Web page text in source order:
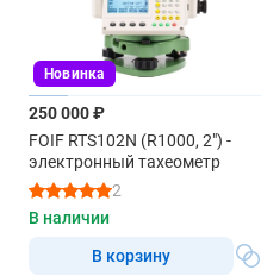
Новинка
250 000 ₽
FOIF RTS102N (R1000, 2") -
электронный тахеометр
2
В наличии
В корзину